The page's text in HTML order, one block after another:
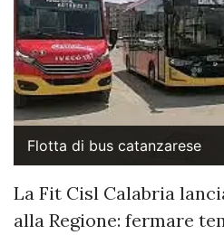
Flotta di bus catanzarese
La Fit Cisl Calabria
alla Regione: fermare